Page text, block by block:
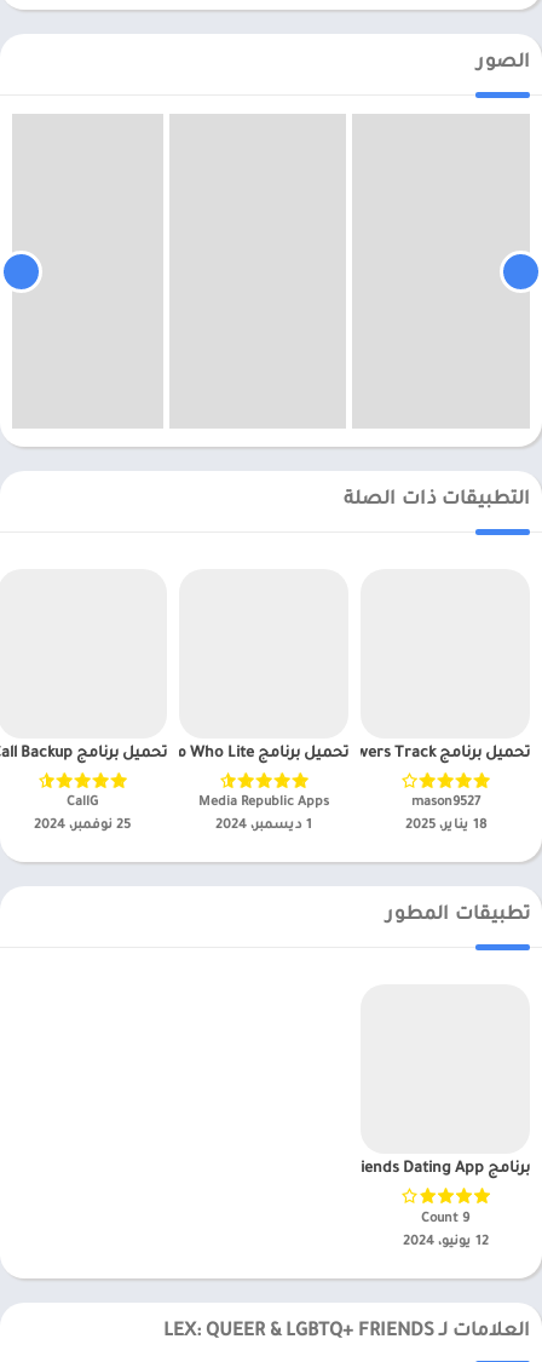
الصور
التطبيقات ذات الصلة
تحميل برنامج InReports+ Unfollowers Track مهكر APK للاندرويد 2025
mason9527‏
18 يناير، 2025
تحميل برنامج Who Lite مهكر APK للاندرويد 2025
Media Republic Apps‏
1 ديسمبر، 2024
تحميل برنامج Call Analysis – Call Backup مهكر APK للاندرويد 2025
CallG‏
25 نوفمبر، 2024
تطبيقات المطور
برنامج Wink – Friends Dating App مهكر APK للاندرويد 2025
9 Count‏
12 يونيو، 2024
العلامات لـ LEX: QUEER & LGBTQ+ FRIENDS